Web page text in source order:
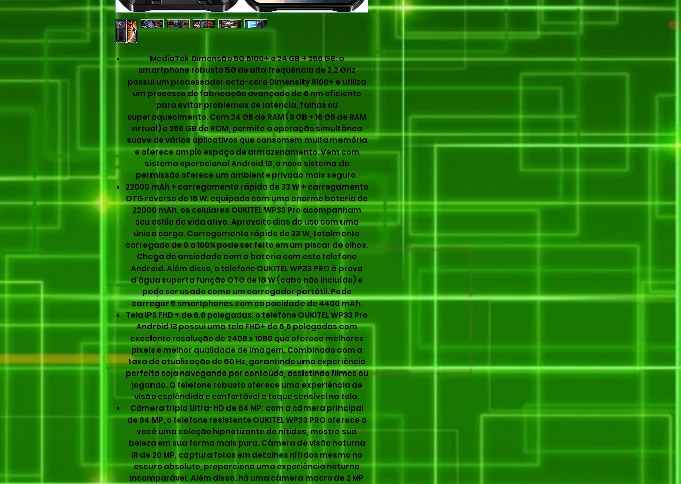
MediaTek Dimensão 5G 6100+ e 24 GB + 256 GB: o
smartphone robusto 5G de alta frequência de 2,2 GHz
possui um processador octa-core Dimensity 6100+ e utiliza
um processo de fabricação avançado de 6 nm eficiente
para evitar problemas de latência, falhas ou
superaquecimento. Com 24 GB de RAM (8 GB + 16 GB de RAM
virtual) e 256 GB de ROM, permite a operação simultânea
suave de vários aplicativos que consomem muita memória
e oferece amplo espaço de armazenamento. Vem com
sistema operacional Android 13, o novo sistema de
permissão oferece um ambiente privado mais seguro.
22000 mAh + carregamento rápido de 33 W + carregamento
OTG reverso de 18 W: equipado com uma enorme bateria de
22000 mAh, os celulares OUKITEL WP33 Pro acompanham
seu estilo de vida ativo. Aproveite dias de uso com uma
única carga. Carregamento rápido de 33 W, totalmente
carregado de 0 a 100% pode ser feito em um piscar de olhos.
Chega de ansiedade com a bateria com este telefone
Android. Além disso, o telefone OUKITEL WP33 PRO à prova
d'água suporta função OTG de 18 W (cabo não incluído) e
pode ser usado como um carregador portátil. Pode
carregar 5 smartphones com capacidade de 4400 mAh.
Tela IPS FHD + de 6,6 polegadas: o telefone OUKITEL WP33 Pro
Android 13 possui uma tela FHD+ de 6,6 polegadas com
excelente resolução de 2408 x 1080 que oferece melhores
pixels e melhor qualidade de imagem. Combinado com a
taxa de atualização de 60 Hz, garantindo uma experiência
perfeita seja navegando por conteúdo, assistindo filmes ou
jogando. O telefone robusto oferece uma experiência de
visão esplêndida e confortável e toque sensível na tela.
Câmera tripla Ultra-HD de 64 MP: com a câmera principal
de 64 MP, o telefone resistente OUKITEL WP33 PRO oferece a
você uma coleção hipnotizante de nítidos, mostre sua
beleza em sua forma mais pura. Câmera de visão noturna
IR de 20 MP, captura fotos em detalhes nítidos mesmo no
escuro absoluto, proporciona uma experiência noturna
incomparável. Além disso, há uma câmera macro de 2 MP